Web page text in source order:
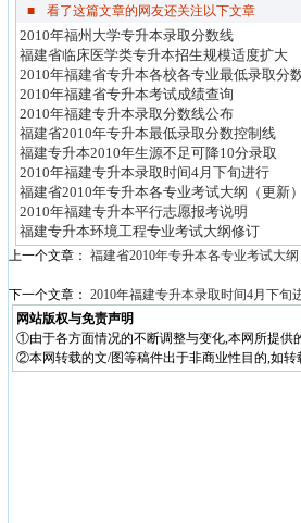
■ 看了这篇文章的网友还关注以下文章
2010年福州大学专升本录取分数线
福建省临床医学类专升本招生规模适度扩大
2010年福建省专升本各校各专业最低录取分
2010年福建省专升本考试成绩查询
2010年福建专升本录取分数线公布
福建省2010年专升本最低录取分数控制线
福建专升本2010年生源不足可降10分录取
2010年福建专升本录取时间4月下旬进行
福建省2010年专升本各专业考试大纲（更新）
2010年福建专升本平行志愿报考说明
福建专升本环境工程专业考试大纲修订
上一个文章： 福建省2010年专升本各专业考试大纲
下一个文章： 2010年福建专升本录取时间4月下旬
网站版权与免责声明
①由于各方面情况的不断调整与变化,本网所提供
②本网转载的文/图等稿件出于非商业性目的,如